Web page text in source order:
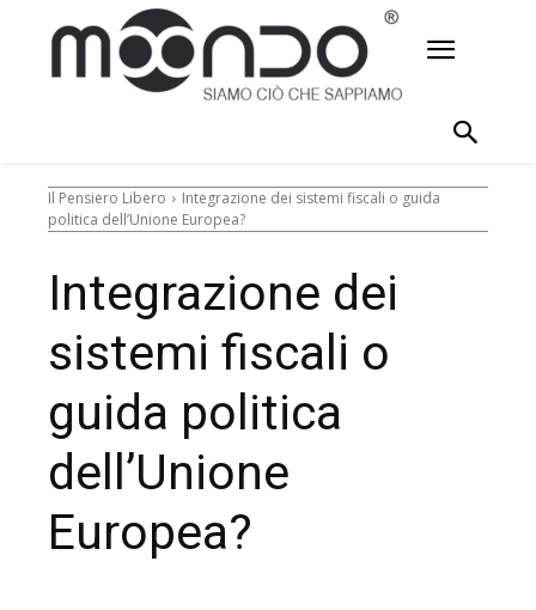
Il Pensiero Libero
Integrazione dei sistemi fiscali o guida
politica dell’Unione Europea?
Integrazione dei
sistemi fiscali o
guida politica
dell’Unione
Europea?